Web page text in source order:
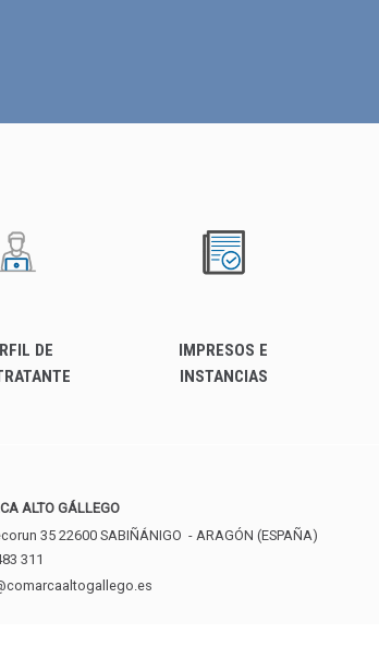
DE
IMPRESOS E
INSTANCIAS
ALTO GÁLLEGO
35 22600 SABIÑÁNIGO - ARAGÓN (ESPAÑA)
311